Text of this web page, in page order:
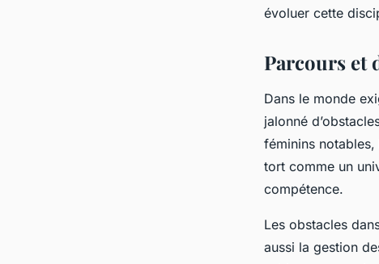
évoluer cette
Parcours et
Dans le monde
jalonné
féminins
tort comme un
compétence.
Les obstacles
aussi la gestion